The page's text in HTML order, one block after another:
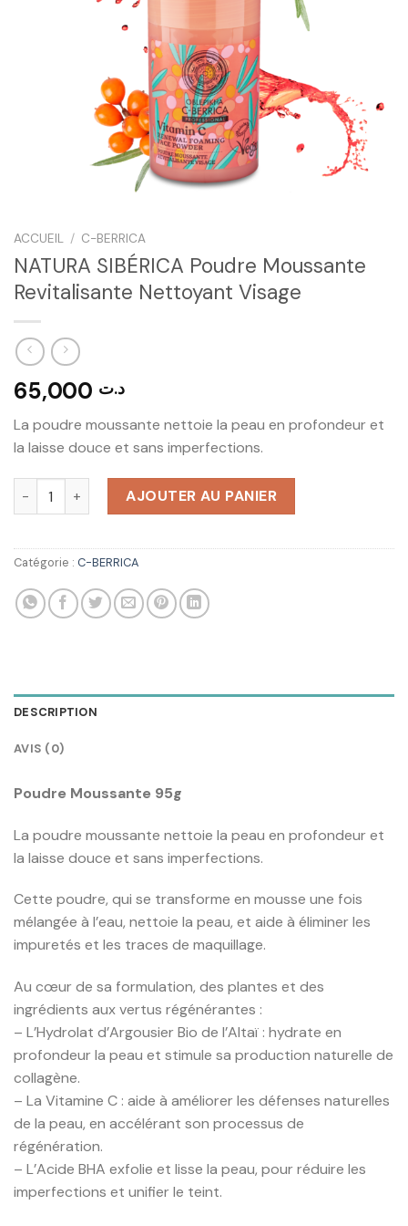
ACCUEIL / C-BERRICA
NATURA SIBÉRICA Poudre Moussante
Revitalisante Nettoyant Visage
د.ت
La poudre moussante nettoie la peau en profondeur et
la laisse douce et sans imperfections.
quantité de NATURA SIBÉRICA Poudre Moussante
AJOUTER AU PANIER
Catégorie : C-BERRICA
DESCRIPTION
AVIS (0)
Poudre Moussante 95g
La poudre moussante nettoie la peau en profondeur et
la laisse douce et sans imperfections.
Cette poudre, qui se transforme en mousse une fois
mélangée à l’eau, nettoie la peau, et aide à éliminer les
impuretés et les traces de maquillage.
Au cœur de sa formulation, des plantes et des
ingrédients aux vertus régénérantes :
– L’Hydrolat d’Argousier Bio de l’Altaï : hydrate en
profondeur la peau et stimule sa production naturelle de
collagène.
– La Vitamine C : aide à améliorer les défenses naturelles
de la peau, en accélérant son processus de
régénération.
– L’Acide BHA exfolie et lisse la peau, pour réduire les
imperfections et unifier le teint.